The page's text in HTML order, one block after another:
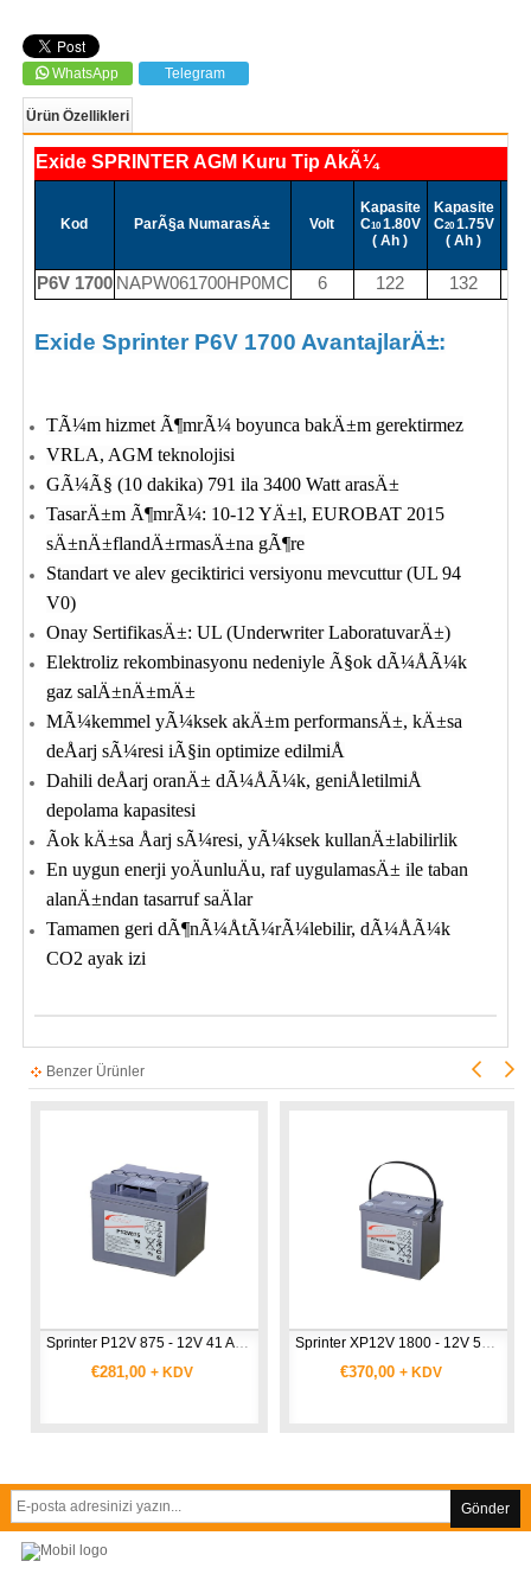
WhatsApp Telegram
Ürün Özellikleri
Exide SPRINTER AGM Kuru Tip AkÃ¼
Kod ParÃ§a NumarasÄ± Volt
Kapasite
C10 1.80V
( Ah )
Kapasite
C20 1.75V
( Ah )
P6V 1700 NAPW061700HP0MC 6 122 132
Exide Sprinter P6V 1700 AvantajlarÄ±:
TÃ¼m hizmet Ã¶mrÃ¼ boyunca bakÄ±m gerektirmez
VRLA, AGM teknolojisi
GÃ¼Ã§ (10 dakika) 791 ila 3400 Watt arasÄ±
TasarÄ±m Ã¶mrÃ¼: 10-12 YÄ±l, EUROBAT 2015
sÄ±nÄ±flandÄ±rmasÄ±na gÃ¶re
Standart ve alev geciktirici versiyonu mevcuttur (UL 94
V0)
Onay SertifikasÄ±: UL (Underwriter LaboratuvarÄ±)
Elektroliz rekombinasyonu nedeniyle Ã§ok dÃ¼ÅÃ¼k
gaz salÄ±nÄ±mÄ±
MÃ¼kemmel yÃ¼ksek akÄ±m performansÄ±, kÄ±sa
deÅarj sÃ¼resi iÃ§in optimize edilmiÅ
Dahili deÅarj oranÄ± dÃ¼ÅÃ¼k, geniÅletilmiÅ
depolama kapasitesi
Ãok kÄ±sa Åarj sÃ¼resi, yÃ¼ksek kullanÄ±labilirlik
En uygun enerji yoÄunluÄu, raf uygulamasÄ± ile taban
alanÄ±ndan tasarruf saÄlar
Tamamen geri dÃ¶nÃ¼ÅtÃ¼rÃ¼lebilir, dÃ¼ÅÃ¼k
CO2 ayak izi
Benzer Ürünler
Sprinter P12V 875 - 12V 41 Ah Akü
€281,00 + KDV
Sprinter XP12V 1800 - 12V 56.4 Ah Akü
€370,00 + KDV
Gönder